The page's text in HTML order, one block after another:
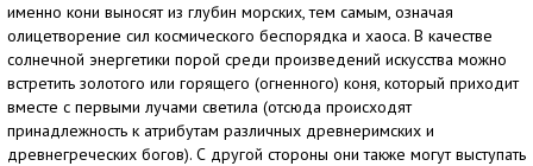
именно кони выносят из глубин морских, тем самым, означая
олицетворение сил космического беспорядка и хаоса. В качестве
солнечной энергетики порой среди произведений искусства можно
встретить золотого или горящего (огненного) коня, который приходит
вместе с первыми лучами светила (отсюда происходят
принадлежность к атрибутам различных древнеримских и
древнегреческих богов). С другой стороны они также могут выступать